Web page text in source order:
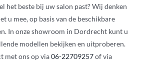
het beste bij uw salon past? Wij denken
u mee, op basis van de beschikbare
In onze showroom in Dordrecht kunt u
modellen bekijken en uitproberen.
met ons op via06-22709257of via